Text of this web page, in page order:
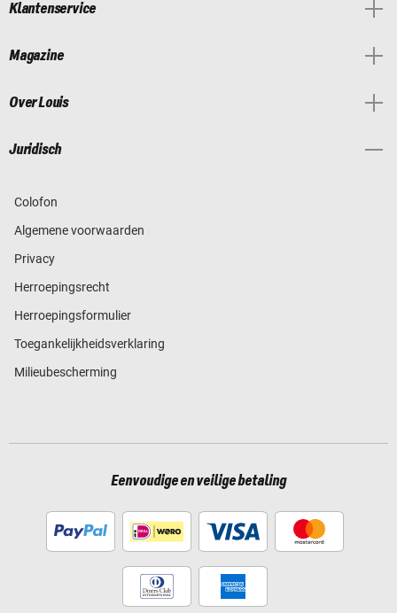
Klantenservice
Magazine
Over Louis
Juridisch
Colofon
Algemene voorwaarden
Privacy
Herroepingsrecht
Herroepingsformulier
Toegankelijkheidsverklaring
Milieubescherming
Eenvoudige en veilige betaling